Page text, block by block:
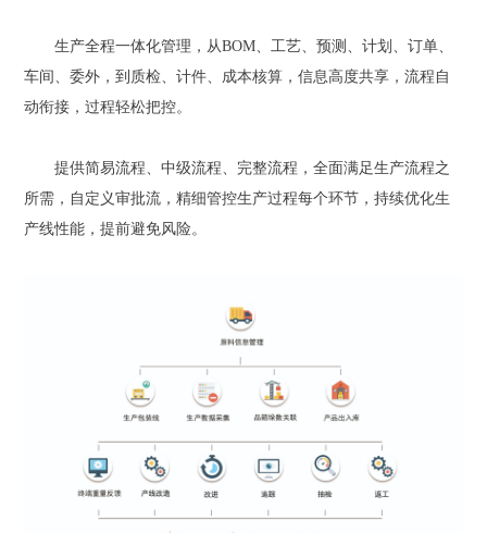
生产全程一体化管理，从BOM、工艺、预测、计划、订单、
车间、委外，到质检、计件、成本核算，信息高度共享，流程自
动衔接，过程轻松把控。
提供简易流程、中级流程、完整流程，全面满足生产流程之
所需，自定义审批流，精细管控生产过程每个环节，持续优化生
产线性能，提前避免风险。